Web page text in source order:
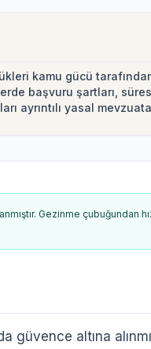
kamu gücü
başvuru şartları,
ayrıntılı yasal
Gezinme çubuğundan
güvence altına